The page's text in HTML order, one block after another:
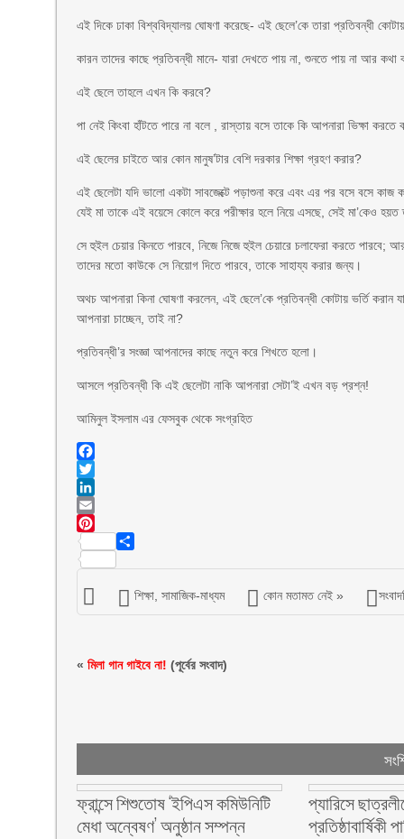
এই দিকে ঢাকা বিশ্ববিদ্যালয় ঘোষণা করেছে- এই ছেলে’কে তারা প্রতিবন্ধী
কারন তাদের কাছে প্রতিবন্ধী মানে- যারা দেখতে পায় না, শুনতে পায় না আর কথা
এই ছেলে তাহলে এখন কি করবে?
পা নেই কিংবা হাঁটতে পারে না বলে , রাস্তায় বসে তাকে কি আপনারা ভিক্ষা করতে
এই ছেলের চাইতে আর কোন মানুষ’টার বেশি দরকার শিক্ষা গ্রহণ করার?
এই ছেলেটা যদি ভালো একটা সাবজেক্টে পড়াশুনা করে এবং এর পর বসে বসে কাজ
যেই মা তাকে এই বয়েসে কোলে করে পরীক্ষার হলে নিয়ে এসছে, সেই মা’কেও
সে হুইল চেয়ার কিনতে পারবে, নিজে নিজে হুইল চেয়ারে চলাফেরা করতে পারবে;
তাদের মতো কাউকে সে নিয়োগ দিতে পারবে, তাকে সাহায্য করার জন্য।
অথচ আপনারা কিনা ঘোষণা করলেন, এই ছেলে’কে প্রতিবন্ধী কোটায় ভর্তি
আপনারা চাচ্ছেন, তাই না?
প্রতিবন্ধী’র সংজ্ঞা আপনাদের কাছে নতুন করে শিখতে হলো।
আসলে প্রতিবন্ধী কি এই ছেলেটা নাকি আপনারা সেটা’ই এখন বড় প্রশ্ন!
আমিনুল ইসলাম এর ফেসবুক থেকে সংগ্রহিত
Facebook
Twitter
LinkedIn
Email
Pinterest
শিক্ষা সামাজিক-মাধ্যম কোন মতামত নেই »
« মিলা গান গাইবে না! (পূর্বের সংবাদ)
ফ্রান্সে শিশুতোষ ‘ইপিএস কমিউনিটি
মেধা অন্বেষণ’ অনুষ্ঠান সম্পন্ন
প্যারিসে
প্রতিষ্ঠাবার্ষিকী